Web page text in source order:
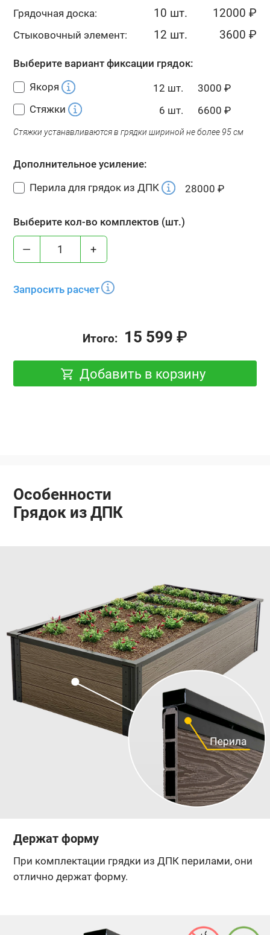
Грядочная доска:
Стыковочный элемент:
10 шт.
12 шт.
12000₽
3600₽
Выберите вариант фиксации грядок:
Якоря
12 шт. 3000 ₽
Стяжки
6 шт. 6600 ₽
Стяжки устанавливаются в грядки шириной не более 95 см
Дополнительное усиление:
Перила для грядок из ДПК
28000 ₽
Выберите кол-во комплектов (шт.)
— +
Запросить расчет
Итого: 15 599 ₽
Добавить в корзину
Особенности
Грядок из ДПК
Держат форму
При комплектации грядки из ДПК перилами, они
отлично держат форму.